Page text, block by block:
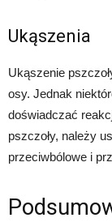
Ukąszenia
Ukąszenie
osy. Jednak
doświadczać
pszczoły, należy
przeciwbólowe i